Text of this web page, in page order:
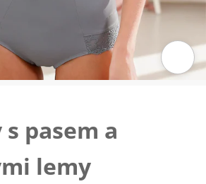
pasem a
lemy